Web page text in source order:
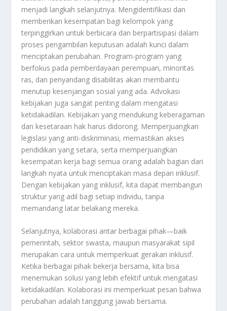
menjadi langkah selanjutnya. Mengidentifikasi dan
memberikan kesempatan bagi kelompok yang
terpinggirkan untuk berbicara dan berpartisipasi dalam
proses pengambilan keputusan adalah kunci dalam
menciptakan perubahan. Program-program yang
berfokus pada pemberdayaan perempuan, minoritas
ras, dan penyandang disabilitas akan membantu
menutup kesenjangan sosial yang ada. Advokasi
kebijakan juga sangat penting dalam mengatasi
ketidakadilan. Kebijakan yang mendukung keberagaman
dan kesetaraan hak harus didorong. Memperjuangkan
legislasi yang anti-diskriminasi, memastikan akses
pendidikan yang setara, serta memperjuangkan
kesempatan kerja bagi semua orang adalah bagian dari
langkah nyata untuk menciptakan masa depan inklusif.
Dengan kebijakan yang inklusif, kita dapat membangun
struktur yang adil bagi setiap individu, tanpa
memandang latar belakang mereka.
Selanjutnya, kolaborasi antar berbagai pihak—baik
pemerintah, sektor swasta, maupun masyarakat sipil
merupakan cara untuk memperkuat gerakan inklusif.
Ketika berbagai pihak bekerja bersama, kita bisa
menemukan solusi yang lebih efektif untuk mengatasi
ketidakadilan. Kolaborasi ini memperkuat pesan bahwa
perubahan adalah tanggung jawab bersama.